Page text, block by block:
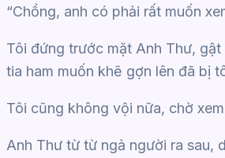
“Chồng, anh có phải rất muốn
Tôi đứng trước mặt Anh Thư,
tia ham muốn khẽ gợn lên đã bị
Tôi cũng không vội nữa, chờ
Anh Thư từ từ ngả người ra sau,